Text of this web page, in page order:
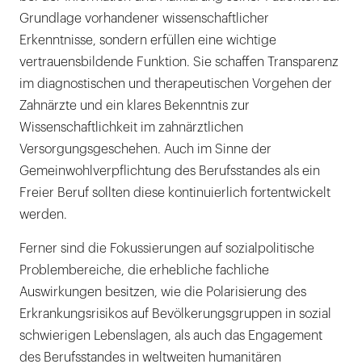
Grundlage vorhandener wissenschaftlicher
Erkenntnisse, sondern erfüllen eine wichtige
vertrauensbildende Funktion. Sie schaffen Transparenz
im diagnostischen und therapeutischen Vorgehen der
Zahnärzte und ein klares Bekenntnis zur
Wissenschaftlichkeit im zahnärztlichen
Versorgungsgeschehen. Auch im Sinne der
Gemeinwohlverpflichtung des Berufsstandes als ein
Freier Beruf sollten diese kontinuierlich fortentwickelt
werden.
Ferner sind die Fokussierungen auf sozialpolitische
Problembereiche, die erhebliche fachliche
Auswirkungen besitzen, wie die Polarisierung des
Erkrankungsrisikos auf Bevölkerungsgruppen in sozial
schwierigen Lebenslagen, als auch das Engagement
des Berufsstandes in weltweiten humanitären